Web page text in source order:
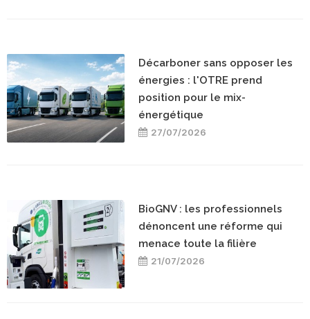
Décarboner sans opposer les
énergies : l'OTRE prend
position pour le mix-
énergétique
27/07/2026
BioGNV : les professionnels
dénoncent une réforme qui
menace toute la filière
21/07/2026